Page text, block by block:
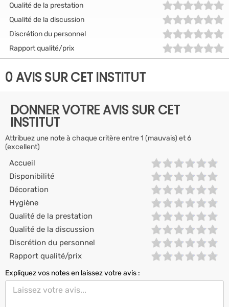
Qualité de la prestation
Qualité de la discussion
Discrétion du personnel
Rapport qualité/prix
0 AVIS SUR CET INSTITUT
DONNER VOTRE AVIS SUR CET
INSTITUT
Attribuez une note à chaque critère entre 1 (mauvais) et 6
(excellent)
Accueil
Disponibilité
Décoration
Hygiène
Qualité de la prestation
Qualité de la discussion
Discrétion du personnel
Rapport qualité/prix
Expliquez vos notes en laissez votre avis :